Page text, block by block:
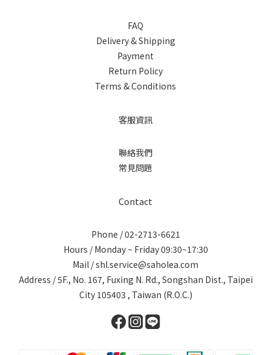
FAQ
Delivery & Shipping
Payment
Return Policy
Terms & Conditions
客服資訊
聯絡我們
常見問題
Contact
Phone / 02-2713-6621
Hours / Monday ~ Friday 09:30~17:30
Mail / shl.service@saholea.com
Address / 5F., No. 167, Fuxing N. Rd., Songshan Dist., Taipei
City 105403 , Taiwan (R.O.C.)